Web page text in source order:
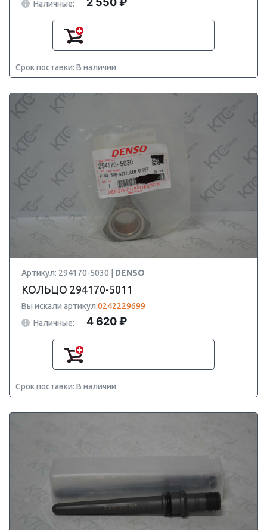
Наличные:
Срок поставки: В наличии
Артикул: 294170-5030 | DENSO
КОЛЬЦО 294170-5011
Вы искали артикул 0242229699
Наличные:
4 620 ₽
Срок поставки: В наличии